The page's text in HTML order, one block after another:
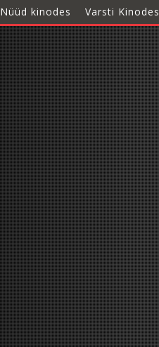
Nüüd kinodes Varsti Kinodes